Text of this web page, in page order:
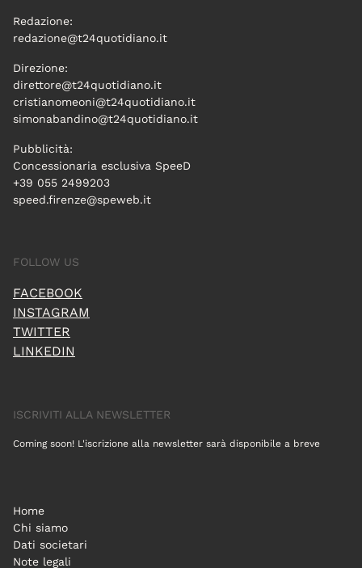
Redazione:
redazione@t24quotidiano.it
Direzione:
direttore@t24quotidiano.it
cristianomeoni@t24quotidiano.it
simonabandino@t24quotidiano.it
Pubblicità:
Concessionaria esclusiva SpeeD
+39 055 2499203
speed.firenze@speweb.it
FOLLOW US
FACEBOOK
INSTAGRAM
TWITTER
LINKEDIN
ISCRIVITI ALLA NEWSLETTER
Coming soon! L'iscrizione alla newsletter sarà disponibile a breve
Home
Chi siamo
Dati societari
Note legali